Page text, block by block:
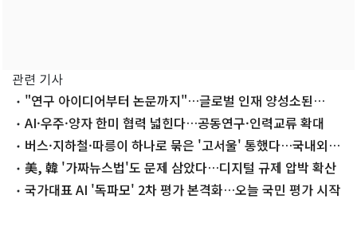
관련 기사
"연구 아이디어부터 논문까지"…글로벌 인재 양성소된
KAIST 학부 연구
AI·우주·양자 한미 협력 넓힌다…공동연구·인력교류 확대
버스·지하철·따릉이 하나로 묶은 '고서울' 통했다…국내외
어워드 4관왕
美, 韓 '가짜뉴스법'도 문제 삼았다…디지털 규제 압박 확산
국가대표 AI '독파모' 2차 평가 본격화…오늘 국민 평가 시작